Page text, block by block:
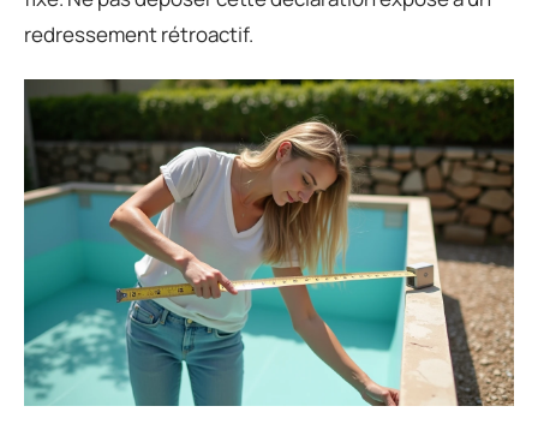
redressement rétroactif.